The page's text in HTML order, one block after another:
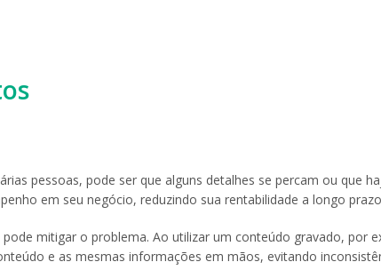
pessoas, pode ser que alguns detalhes se percam ou que
em seu negócio, reduzindo sua rentabilidade a longo
pode mitigar o problema. Ao utilizar um conteúdo gravado, por
e as mesmas informações em mãos, evitando